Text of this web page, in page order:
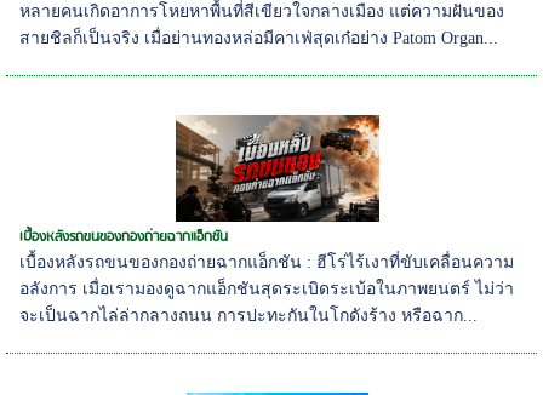
หลายคนเกิดอาการโหยหาพื้นที่สีเขียวใจกลางเมือง แต่ความฝันของ
สายชิลก็เป็นจริง เมื่อย่านทองหล่อมีคาเฟ่สุดเก๋อย่าง Patom Organ...
เบื้องหลังรถขนของกองถ่ายฉากแอ็กชัน
เบื้องหลังรถขนของกองถ่ายฉากแอ็กชัน : ฮีโร่ไร้เงาที่ขับเคลื่อนความ
อลังการ เมื่อเรามองดูฉากแอ็กชันสุดระเบิดระเบ้อในภาพยนตร์ ไม่ว่า
จะเป็นฉากไล่ล่ากลางถนน การปะทะกันในโกดังร้าง หรือฉาก...